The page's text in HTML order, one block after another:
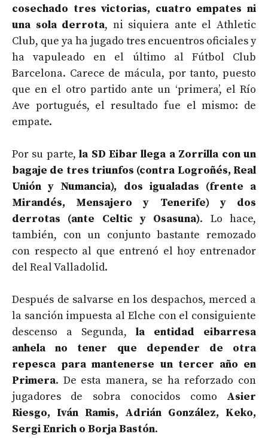
cosechado tres victorias, cuatro empates ni
una sola derrota, ni siquiera ante el Athletic
Club, que ya ha jugado tres encuentros oficiales y
ha vapuleado en el último al Fútbol Club
Barcelona. Carece de mácula, por tanto, puesto
que en el otro partido ante un ‘primera’, el Río
Ave portugués, el resultado fue el mismo: de
empate.
Por su parte,la SD Eibar llega a Zorrilla con un
bagaje de tres triunfos (contra Logroñés, Real
Unión y Numancia), dos igualadas (frente a
Mirandés, Mensajero y Tenerife) y dos
derrotas (ante Celtic y Osasuna). Lo hace,
también, con un conjunto bastante remozado
con respecto al que entrenó el hoy entrenador
del Real Valladolid.
Después de salvarse en los despachos, merced a
la sanción impuesta al Elche con el consiguiente
descenso a Segunda, la entidad eibarresa
anhela no tener que depender de otra
repesca para mantenerse un tercer año en
Primera. De esta manera, se ha reforzado con
jugadores de sobra conocidos como Asier
Riesgo, Iván Ramis, Adrián González, Keko,
Sergi Enrich o Borja Bastón.